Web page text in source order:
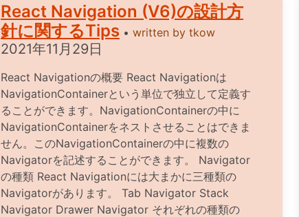
React Navigation (V6)の設計方
針に関するTips• written by tkow
2021年11月29日
React Navigationの概要 React Navigationは
NavigationContainerという単位で独立して定義す
ることができます。NavigationContainerの中に
NavigationContainerをネストさせることはできま
せん。このNavigationContainerの中に複数の
Navigatorを記述することができます。 Navigator
の種類 React Navigationには大まかに三種類の
Navigatorがあります。 Tab Navigator Stack
Navigator Drawer Navigator それぞれの種類の